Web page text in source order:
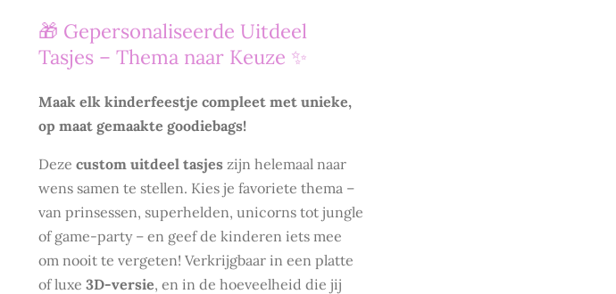
🎁 Gepersonaliseerde Uitdeel
Tasjes – Thema naar Keuze ✨
Maak elk kinderfeestje compleet met unieke,
op maat gemaakte goodiebags!
Deze custom uitdeel tasjes zijn helemaal naar
wens samen te stellen. Kies je favoriete thema –
van prinsessen, superhelden, unicorns tot jungle
of game-party – en geef de kinderen iets mee
om nooit te vergeten! Verkrijgbaar in een platte
of luxe 3D-versie, en in de hoeveelheid die jij